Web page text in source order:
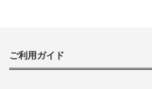
ご利用ガイド